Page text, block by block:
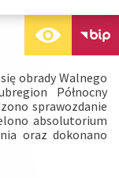
obrady Walnego
Północny
sprawozdanie
absolutorium
oraz dokonano